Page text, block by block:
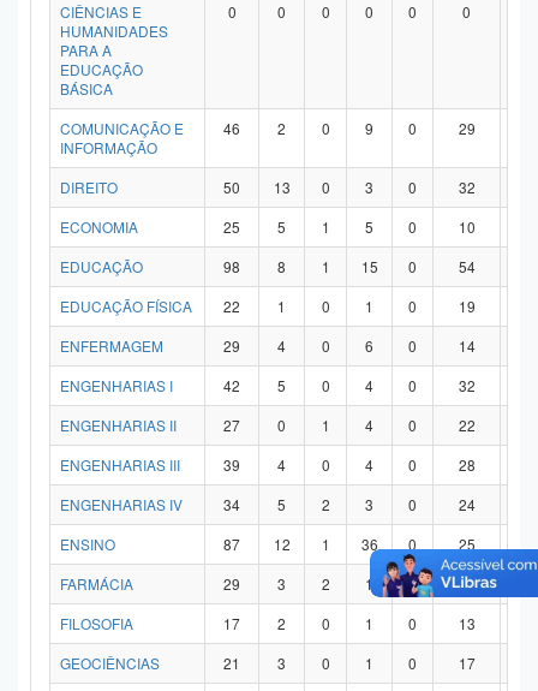
CIÊNCIAS E
HUMANIDADES
PARA A
EDUCAÇÃO
BÁSICA
0 0 0 0 0 0
COMUNICAÇÃO E
INFORMAÇÃO
46 2 0 9 0 29
DIREITO 50 13 0 3 0 32
ECONOMIA
25 5 1 5 0 10
EDUCAÇÃO
98 8 1 15 0 54
EDUCAÇÃO FÍSICA
22 1 0 1 0 19
ENFERMAGEM
29 4 0 6 0 14
ENGENHARIAS I
42 5 0 4 0 32
ENGENHARIAS II
27 0 1 4 0 22
ENGENHARIAS III
39 4 0 4 0 28
ENGENHARIAS IV
34 5 2 3 0 24
ENSINO
87 12 1 36 0 25
FARMÁCIA
29 3 2 1 0 21
FILOSOFIA
17 2 0 1 0 13
GEOCIÊNCIAS
21 3 0 1 0 17